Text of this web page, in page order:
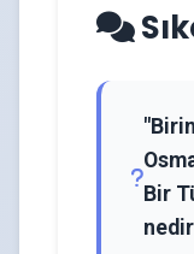
Bir